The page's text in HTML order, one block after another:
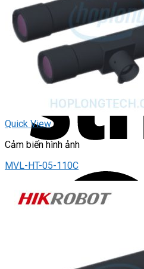
Quick View
Cảm biến hình ảnh
MVL-HT-05-110C